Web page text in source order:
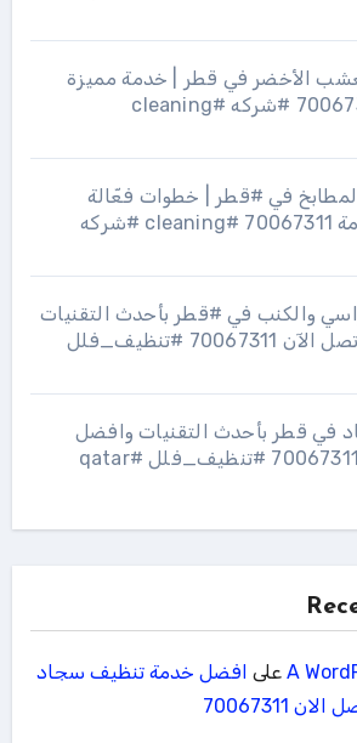
الأخضر في قطر | خدمة مميزة
بأسعار تنافسية 70067311 #شركه #cleaning
في #قطر | خطوات فعّالة
لضمان النظافة التامة 70067311 #cleaning #شركه
والكنب في #قطر بأحدث التقنيات
و #افضل الأسعار اتصل الآن 70067311 #تنظيف_فلل
في قطر بأحدث التقنيات وافضل
الأسعار اتصل الآن 70067311 #تنظيف_فلل #qatar
Aعلى افضل خدمة تنظيف سجاد
70067311